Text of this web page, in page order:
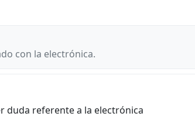
con la electrónica.
duda referente a la electrónica